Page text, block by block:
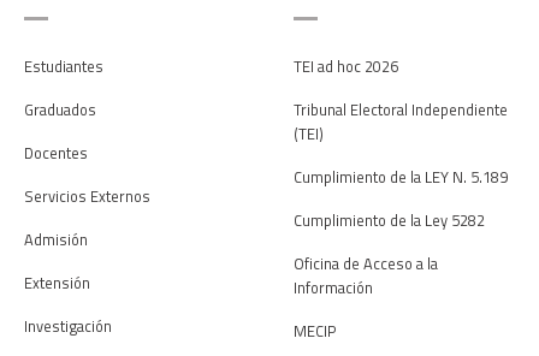
Estudiantes
Graduados
Docentes
Servicios Externos
Admisión
Extensión
Investigación
TEI ad hoc 2026
Tribunal Electoral Independiente
(TEI)
Cumplimiento de la LEY N. 5.189
Cumplimiento de la Ley 5282
Oficina de Acceso a la
Información
MECIP